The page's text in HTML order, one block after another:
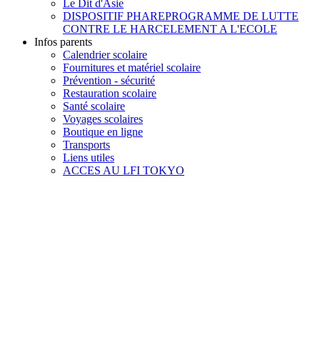
Le Dit d'Asie
DISPOSITIF PHAREPROGRAMME DE LUTTE
CONTRE LE HARCELEMENT A L'ECOLE
Infos parents
Calendrier scolaire
Fournitures et matériel scolaire
Prévention - sécurité
Restauration scolaire
Santé scolaire
Voyages scolaires
Boutique en ligne
Transports
Liens utiles
ACCES AU LFI TOKYO